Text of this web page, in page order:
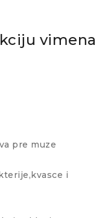
vimena
pre muze
i